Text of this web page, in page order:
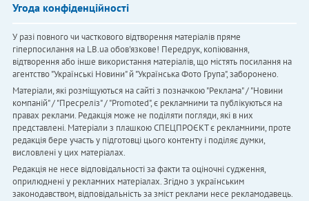
Угода конфіденційності
У разі повного чи часткового відтворення матеріалів пряме
гіперпосилання на LB.ua обов'язкове! Передрук, копіювання,
відтворення або інше використання матеріалів, що містять посилання на
агентство "Українськi Новини" й "Українська Фото Група", заборонено.
Матеріали, які розміщуються на сайті з позначкою "Реклама" / "Новини
компаній" / "Пресреліз" / "Promoted", є рекламними та публікуються на
правах реклами. Редакція може не поділяти погляди, які в них
представлені. Матеріали з плашкою СПЕЦПРОЄКТ є рекламними, проте
редакція бере участь у підготовці цього контенту і поділяє думки,
висловлені у цих матеріалах.
Редакція не несе відповідальності за факти та оціночні судження,
оприлюднені у рекламних матеріалах. Згідно з українським
законодавством, відповідальність за зміст реклами несе рекламодавець.